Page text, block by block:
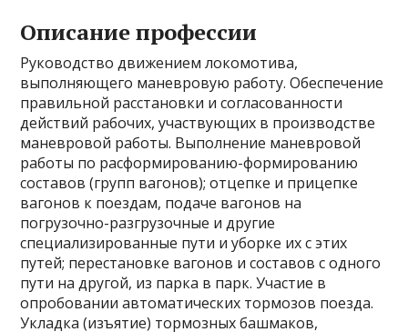
Описание профессии
Руководство движением локомотива,
выполняющего маневровую работу. Обеспечение
правильной расстановки и согласованности
действий рабочих, участвующих в производстве
маневровой работы. Выполнение маневровой
работы по расформированию-формированию
составов (групп вагонов); отцепке и прицепке
вагонов к поездам, подаче вагонов на
погрузочно-разгрузочные и другие
специализированные пути и уборке их с этих
путей; перестановке вагонов и составов с одного
пути на другой, из парка в парк. Участие в
опробовании автоматических тормозов поезда.
Укладка (изъятие) тормозных башмаков,